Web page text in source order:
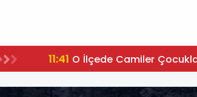
11:41 O İlçede Camiler